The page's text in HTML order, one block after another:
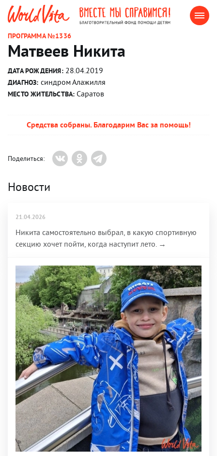
ПРОГРАММА №1336
Матвеев Никита
ДАТА РОЖДЕНИЯ:28.04.2019
ДИАГНОЗ: синдром Алажилля
МЕСТО ЖИТЕЛЬСТВА: Саратов
Средства собраны. Благодарим Вас за помощь!
Поделиться:
Новости
21.04.2026
Никита самостоятельно выбрал, в какую спортивную
секцию хочет пойти, когда наступит лето. →